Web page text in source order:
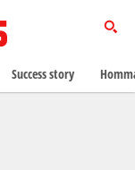
Success story